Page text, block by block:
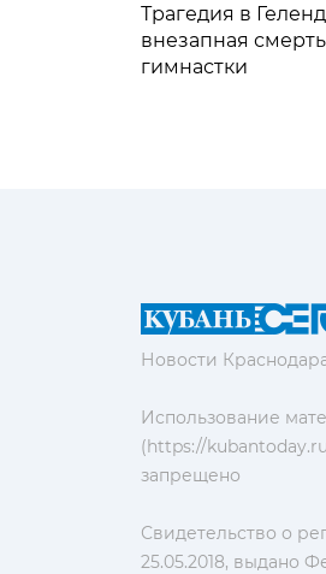
Трагедия в
внезапная
гимнастки
Новости
Использование
(https://
запрещено
Свидетельство о
25.05.2018, выдано